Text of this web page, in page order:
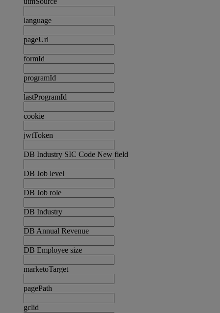
language
pageUrl
formId
programId
lastProgramId
cookie
jwtToken
DB Industry SIC Code New field
DB Job level
DB Job role
DB Industry
DB Annual Revenue
DB Employee size
marketoTarget
pagePath
gclid